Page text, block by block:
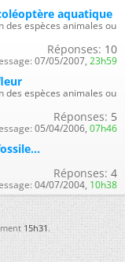
aquatique
des espèces animales ou
Réponses: 10
07/05/2007, 23h59
des espèces animales ou
Réponses: 5
05/04/2006, 07h46
Réponses: 4
04/07/2004, 10h38
15h31.